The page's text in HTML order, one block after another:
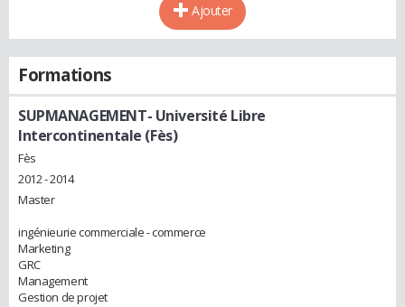
Ajouter
Formations
SUPMANAGEMENT- Université Libre
Intercontinentale (Fès)
Fès
2012 - 2014
Master
ingénieurie commerciale - commerce
Marketing
GRC
Management
Gestion de projet